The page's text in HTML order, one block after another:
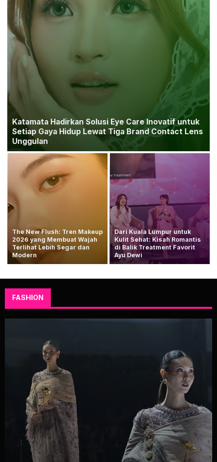
Katamata Hadirkan Solusi Eye Care Inovatif untuk
Setiap Gaya Hidup Lewat Tiga Brand Contact Lens
Unggulan
The New Flush: Tren Makeup
2026 yang Membuat Wajah
Terlihat Lebih Segar dan
Modern
Dari Kuala Lumpur untuk
Kulit Sehat: Kisah Romantis
di Balik Treatment Favorit
Ayu Dewi
FASHION